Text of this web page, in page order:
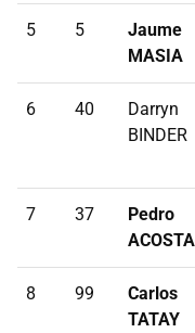
5 5
Jaume
MASIA
6 40
Darryn
BINDER
7 37
Pedro
ACOSTA
8 99
Carlos
TATAY